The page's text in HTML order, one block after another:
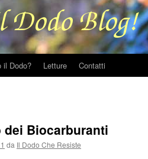
il Dodo? Letture Contatti
Biocarburanti
da Il Dodo Che Resiste